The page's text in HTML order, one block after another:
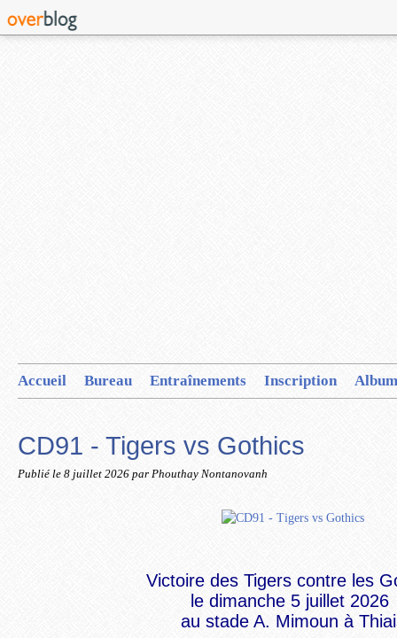
Accueil Bureau Entraînements Inscription
CD91 - Tigers vs Gothics
Publié le 8 juillet 2026 par Phouthay Nontanovanh
Victoire des Tigers contre les
le dimanche 5 juillet 2026
au stade A. Mimoun à